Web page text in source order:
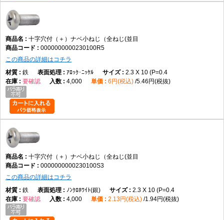
十字穴付（＋）ナベ小ねじ（全ねじ(並目
0000000000230100R5
この商品の詳細はコチラ
鉄
ｱﾛｯｸ･ﾆｯｹﾙ
2.3 X 10 (P=0.4
要確認
4,000 6円(税込) 5.46円(税抜)
十字穴付（＋）ナベ小ねじ（全ねじ(並目
0000000000230100S3
この商品の詳細はコチラ
鉄
ﾉﾝｸﾛﾎﾜｲﾄ(銀)
2.3 X 10 (P=0.4
要確認
4,000 2.13円(税込) 1.94円(税抜)